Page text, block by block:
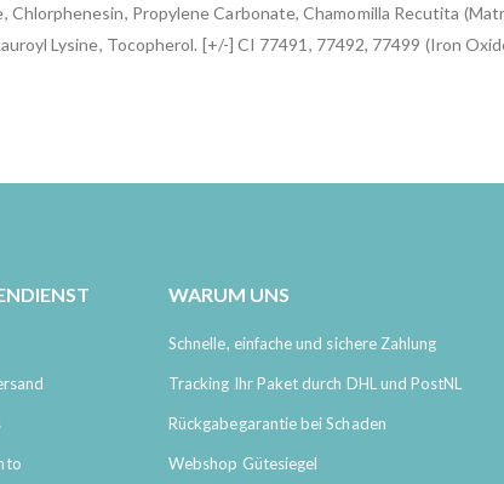
Chlorphenesin, Propylene Carbonate, Chamomilla Recutita
Lysine, Tocopherol. [+/-] CI 77491, 77492, 77499 (Iron
WARUM UNS
Schnelle, einfache und sichere Zahlung
Tracking Ihr Paket durch DHL und PostNL
Rückgabegarantie bei Schaden
Webshop Gütesiegel